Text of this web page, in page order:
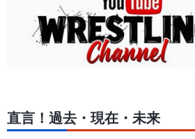
直言！過去・現在・未来